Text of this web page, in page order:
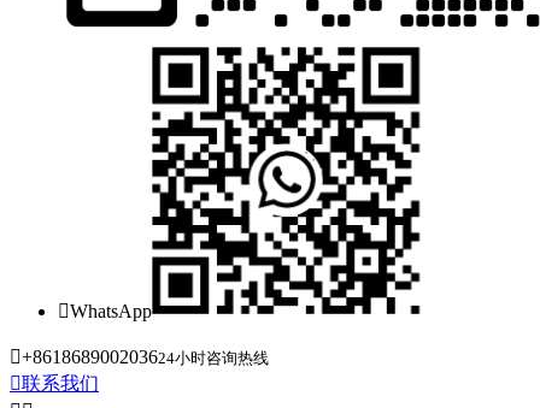
WhatsApp
+861868900203624小时咨询热线
联系我们